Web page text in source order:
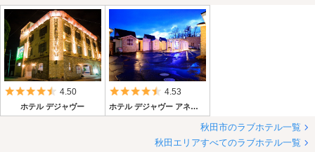
5つ星のうち4.5
4.50
ホテル デジャヴー
5つ星のうち4.5
4.53
ホテル デジャヴー アネックス
秋田市のラブホテル一覧
秋田エリアすべてのラブホテル一覧